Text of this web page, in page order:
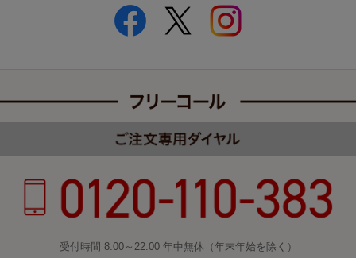
受付時間 8:00～22:00 年中無休（年末年始を除く）